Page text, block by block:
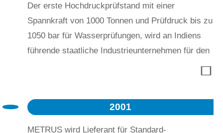
Der erste Hochdruckprüfstand mit einer
Spannkraft von 1000 Tonnen und Prüfdruck bis zu
1050 bar für Wasserprüfungen, wird an Indiens
führende staatliche Industrieunternehmen für den
2001
METRUS wird Lieferant für Standard-